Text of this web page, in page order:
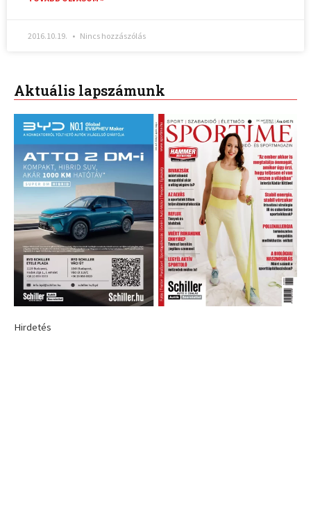
2016.10.19. Nincs hozzászólás
Aktuális lapszámunk
Hirdetés